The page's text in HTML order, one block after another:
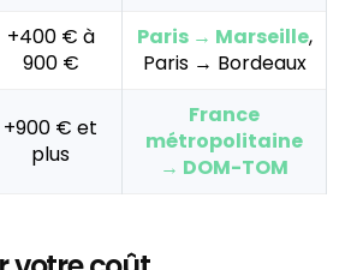
+400 € à
900 €
Paris → Marseille,
Paris → Bordeaux
+900 € et
plus
France
métropolitaine
→ DOM-TOM